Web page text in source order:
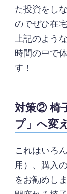
た投資をし
のでぜひ在
上記のよう
時間の中で
す！
対策② 椅
プ」へ変
これはいろ
用）、購入
をお勧めし